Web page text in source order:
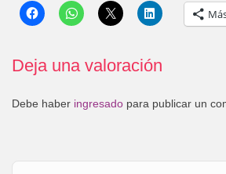
Deja una valoración
Debe haber ingresado para publicar un